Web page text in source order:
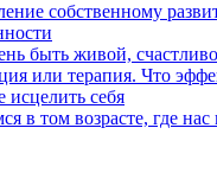
собственному
быть живой,
или терапия. Что
себя
в том возрасте, где